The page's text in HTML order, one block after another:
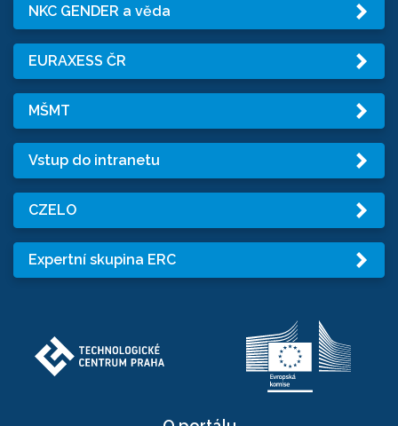
NKC GENDER a věda
EURAXESS ČR
MŠMT
Vstup do intranetu
CZELO
Expertní skupina ERC